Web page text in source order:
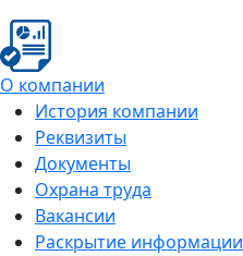
О компании
История компании
Реквизиты
Документы
Охрана труда
Вакансии
Раскрытие информации